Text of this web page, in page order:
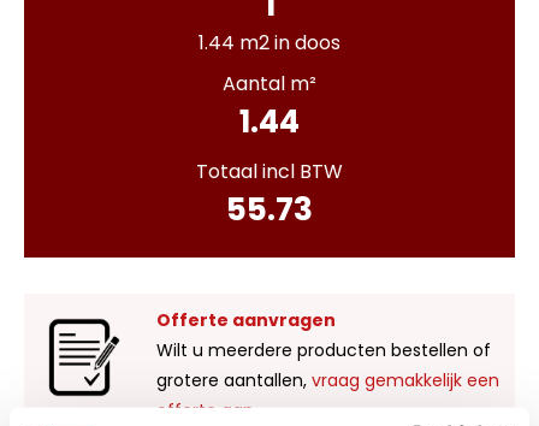
1.44 m2 in doos
Aantal m²
1.44
Totaal incl BTW
55.73
Offerte aanvragen
Wilt u meerdere producten bestellen of
grotere aantallen, vraag gemakkelijk een
offerte aan